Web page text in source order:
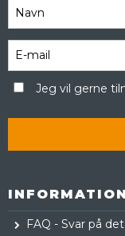
Jeg vil gerne
INFORMATION
FAQ - Svar på